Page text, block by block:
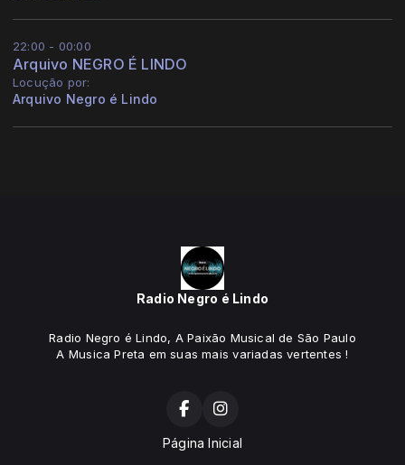
22:00 - 00:00
Arquivo NEGRO É LINDO
Locução por:
Arquivo Negro é Lindo
Radio Negro é Lindo
Radio Negro é Lindo, A Paixão Musical de São Paulo
A Musica Preta em suas mais variadas vertentes !
Página Inicial